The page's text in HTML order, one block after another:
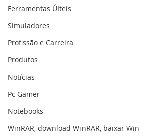
Ferramentas ÚIteis
Simuladores
Profissão e Carreira
Produtos
Notícias
Pc Gamer
Notebooks
WinRAR, download WinRAR, baixar Win